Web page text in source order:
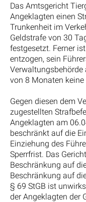
Das Amtsgericht
Angeklagten einen
Trunkenheit im
Geldstrafe von 30
festgesetzt. Ferner
entzogen, sein
von 8 Monaten
Gegen diesen dem
zugestellten
Angeklagten am
beschränkt auf die
Einziehung des
Sperrfrist. Das
Beschränkung auf
Beschränkung auf
§ 69 StGB ist
der Angeklagten der